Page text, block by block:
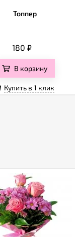
Топпер
180 ₽
В корзину
Купить в 1 клик